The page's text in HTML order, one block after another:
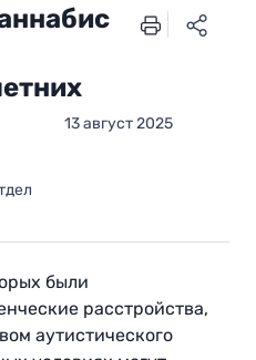
13 август 2025
были
расстройства,
аутистического